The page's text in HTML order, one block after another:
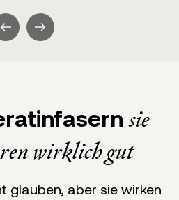
sie
wirklich gut
glauben, aber sie wirken